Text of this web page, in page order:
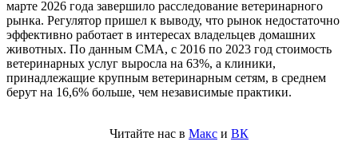
марте 2026 года завершило расследование ветеринарного
рынка. Регулятор пришел к выводу, что рынок недостаточно
эффективно работает в интересах владельцев домашних
животных. По данным CMA, с 2016 по 2023 год стоимость
ветеринарных услуг выросла на 63%, а клиники,
принадлежащие крупным ветеринарным сетям, в среднем
берут на 16,6% больше, чем независимые практики.
Читайте нас в Макс и ВК